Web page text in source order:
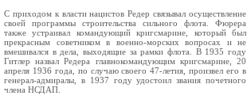
С приходом к власти нацистов Редер связывал осуществление
своей программы строительства сильного флота. Фюрера
также устраивал командующий кригсмарине, который был
прекрасным советником в военно-морских вопросах и не
вмешивался в дела, выходящие за рамки флота. В 1935 году
Гитлер назвал Редера главнокомандующим кригсмарине, 20
апреля 1936 года, по случаю своего 47-летия, произвел его в
генерал-адмиралы, в 1937 году удостоил звания почетного
члена НСДАП.